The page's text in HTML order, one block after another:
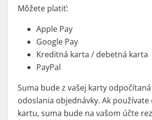
Môžete platiť:
Apple Pay
Google Pay
Kreditná karta / debetná karta
PayPal
Suma bude z vašej karty
odoslania objednávky. Ak
kartu, suma bude na vašom účte